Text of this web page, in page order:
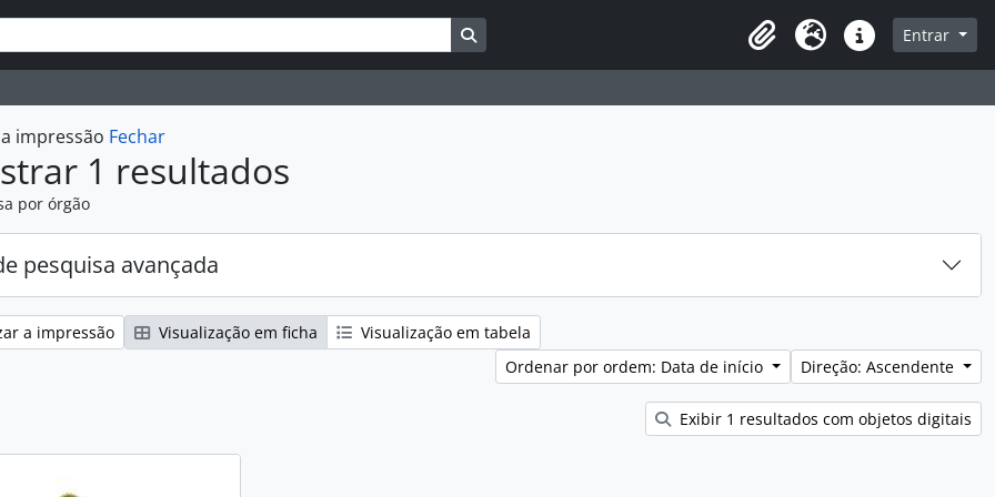
Busque na página de navegação
Idioma Ligações rápidas
Entrar
impressão Fechar
1 resultados
por órgão
pesquisa avançada
a impressão Visualização em ficha
Visualização em tabela
Ordenar por ordem: Data de início
Direção: Ascendente
Exibir 1 resultados com objetos digitais